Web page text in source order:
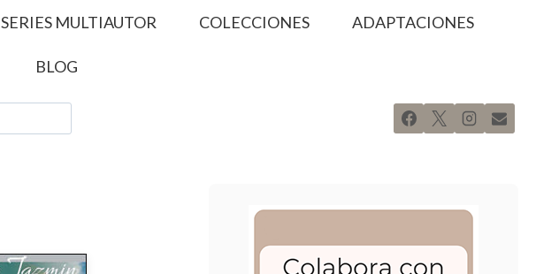
SERIES MULTIAUTOR COLECCIONES ADAPTACIONES
BLOG